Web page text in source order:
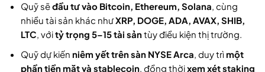
Quỹ sẽđầu tư vào Bitcoin, Ethereum, Solana, cùng
nhiều tài sản khác nhưXRP, DOGE, ADA, AVAX, SHIB,
LTC, vớitỷ trọng 5–15 tài sảntùy điều kiện thị trường.
Quỹ dự kiến niêm yết trên sàn NYSE Arca, duy trì một
phần tiền mặt và stablecoin, đồng thờixem xét staking